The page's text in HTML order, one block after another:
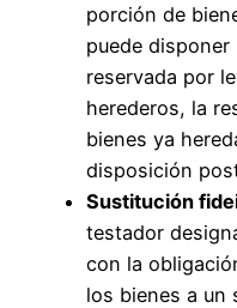
porción de
puede
reservada por
herederos, la
bienes ya
disposición
Sustitución
testador
con la
los bienes a un